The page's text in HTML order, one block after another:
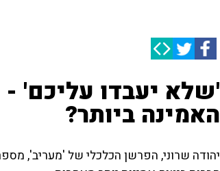
'שלא יעבדו עליכם' -
האמינה ביותר?
יהודה שרוני, הפרשן הכלכלי של 'מעריב',